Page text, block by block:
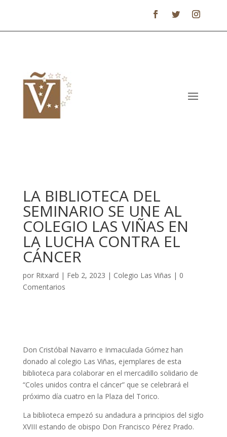
LA BIBLIOTECA DEL
SEMINARIO SE UNE AL
COLEGIO LAS VIÑAS EN
LA LUCHA CONTRA EL
CÁNCER
por Ritxard | Feb 2, 2023 | Colegio Las Viñas | 0
Comentarios
Don Cristóbal Navarro e Inmaculada Gómez han
donado al colegio Las Viñas, ejemplares de esta
biblioteca para colaborar en el mercadillo solidario de
“Coles unidos contra el cáncer” que se celebrará el
próximo día cuatro en la Plaza del Torico.
La biblioteca empezó su andadura a principios del siglo
XVIII estando de obispo Don Francisco Pérez Prado.